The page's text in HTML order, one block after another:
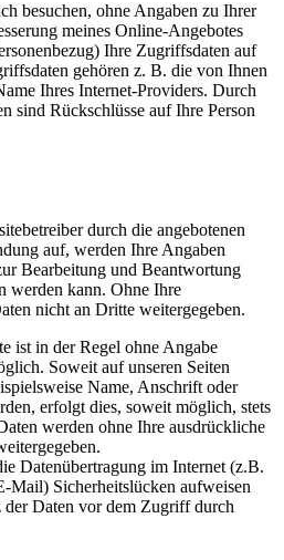
besuchen, ohne Angaben zu Ihrer
meines Online-Angebotes
Ihre Zugriffsdaten auf
gehören z. B. die von Ihnen
Ihres Internet-Providers. Durch
sind Rückschlüsse auf Ihre Person
durch die angebotenen
auf, werden Ihre Angaben
Bearbeitung und Beantwortung
werden kann. Ohne Ihre
nicht an Dritte weitergegeben.
ist in der Regel ohne Angabe
Soweit auf unseren Seiten
Name, Anschrift oder
erfolgt dies, soweit möglich, stets
werden ohne Ihre ausdrückliche
Datenübertragung im Internet (z.B.
Mail) Sicherheitslücken aufweisen
Daten vor dem Zugriff durch